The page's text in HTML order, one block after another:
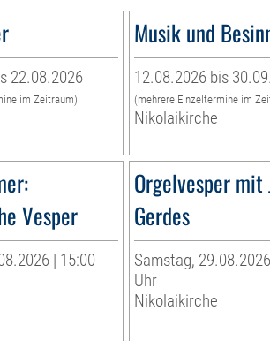
22.08.2026
im Zeitraum)
Musik und
12.08.2026 bis
(mehrere Einzeltermine im
Nikolaikirche
Vesper
| 15:00
Orgelvesper mit
Gerdes
Samstag,
Uhr
Nikolaikirche